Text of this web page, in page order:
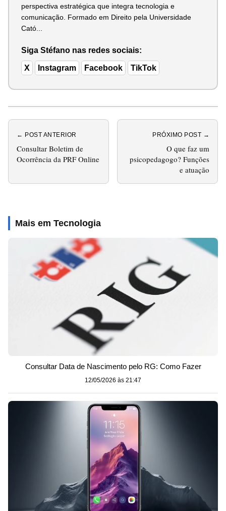
perspectiva estratégica que integra tecnologia e
comunicação. Formado em Direito pela Universidade
Cató...
Siga Stéfano nas redes sociais:
X Instagram Facebook TikTok
← POST ANTERIOR
Consultar Boletim de
Ocorrência da PRF Online
PRÓXIMO POST →
O que faz um
psicopedagogo? Funções
e atuação
Mais em Tecnologia
Consultar Data de Nascimento pelo RG: Como Fazer
12/05/2026 às 21:47